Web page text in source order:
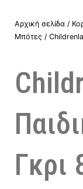
Αρχική σελίδα /
Μπότες /
Γκρι